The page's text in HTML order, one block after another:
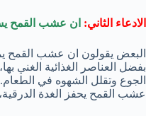
الادعاء الثاني: ان عشب القمح
البعض يقولون ان عشب القمح
بفضل العناصر الغذائية الغني
الجوع وتقلل الشهوه في
عشب القمح يحفز الغدة الدرقية،